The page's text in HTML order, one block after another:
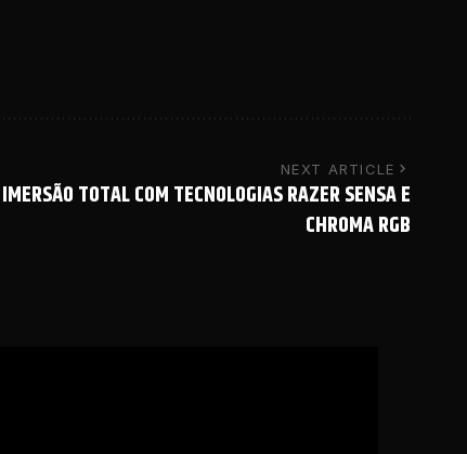
NEXT ARTICLE
TOTAL COM TECNOLOGIAS RAZER SENSA E
CHROMA RGB